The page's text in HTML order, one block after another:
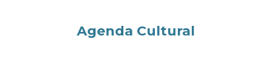
Agenda Cultural